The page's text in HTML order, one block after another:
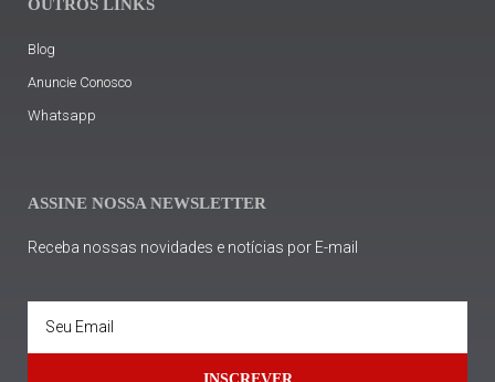
OUTROS LINKS
Blog
Anuncie Conosco
Whatsapp
ASSINE NOSSA NEWSLETTER
Receba nossas novidades e notícias por E-mail
INSCREVER